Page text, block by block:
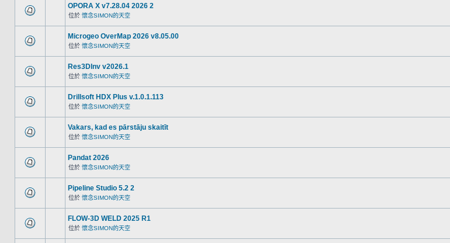
OPORA X v7.28.04 2026 2
位於 懷念SIMON的天空
Microgeo OverMap 2026 v8.05.00
位於 懷念SIMON的天空
Res3DInv v2026.1
位於 懷念SIMON的天空
Drillsoft HDX Plus v.1.0.1.113
位於 懷念SIMON的天空
Vakars, kad es pārstāju skaitīt
位於 懷念SIMON的天空
Pandat 2026
位於 懷念SIMON的天空
Pipeline Studio 5.2 2
位於 懷念SIMON的天空
FLOW-3D WELD 2025 R1
位於 懷念SIMON的天空